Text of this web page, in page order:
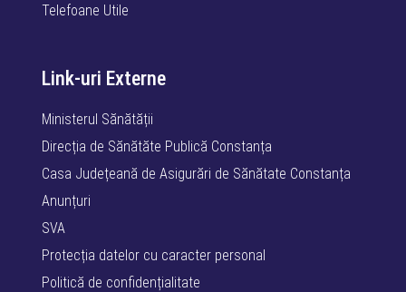
Telefoane Utile
Link-uri Externe
Ministerul Sănătății
Direcția de Sănătăte Publică Constanța
Casa Județeană de Asigurări de Sănătate Constanța
Anunțuri
SVA
Protecția datelor cu caracter personal
Politică de confidențialitate